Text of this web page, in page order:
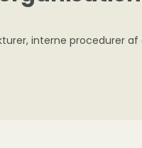
interne procedurer af